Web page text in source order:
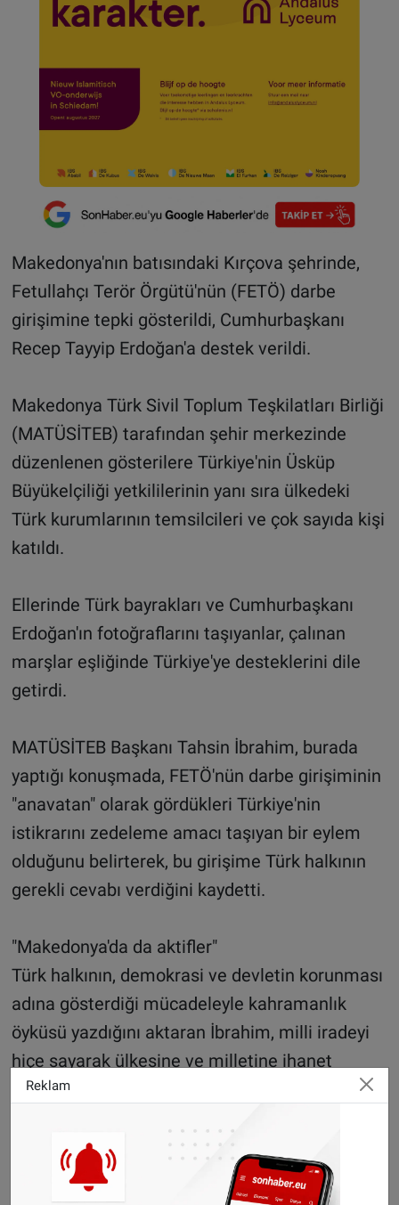
Makedonya'nın batısındaki Kırçova şehrinde,
Fetullahçı Terör Örgütü'nün (FETÖ) darbe
girişimine tepki gösterildi, Cumhurbaşkanı
Recep Tayyip Erdoğan'a destek verildi.
Makedonya Türk Sivil Toplum Teşkilatları Birliği
(MATÜSİTEB) tarafından şehir merkezinde
düzenlenen gösterilere Türkiye'nin Üsküp
Büyükelçiliği yetkililerinin yanı sıra ülkedeki
Türk kurumlarının temsilcileri ve çok sayıda kişi
katıldı.
Ellerinde Türk bayrakları ve Cumhurbaşkanı
Erdoğan'ın fotoğraflarını taşıyanlar, çalınan
marşlar eşliğinde Türkiye'ye desteklerini dile
getirdi.
MATÜSİTEB Başkanı Tahsin İbrahim, burada
yaptığı konuşmada, FETÖ'nün darbe girişiminin
"anavatan" olarak gördükleri Türkiye'nin
istikrarını zedeleme amacı taşıyan bir eylem
olduğunu belirterek, bu girişime Türk halkının
gerekli cevabı verdiğini kaydetti.
"Makedonya'da da aktifler"
Türk halkının, demokrasi ve devletin korunması
adına gösterdiği mücadeleyle kahramanlık
öyküsü yazdığını aktaran İbrahim, milli iradeyi
hiçe sayarak ülkesine ve milletine ihanet
edenlerin adalet önünde hesap vermesi
İbrahim, dünyanın dört bir yanına sızan FETÖ
Reklam